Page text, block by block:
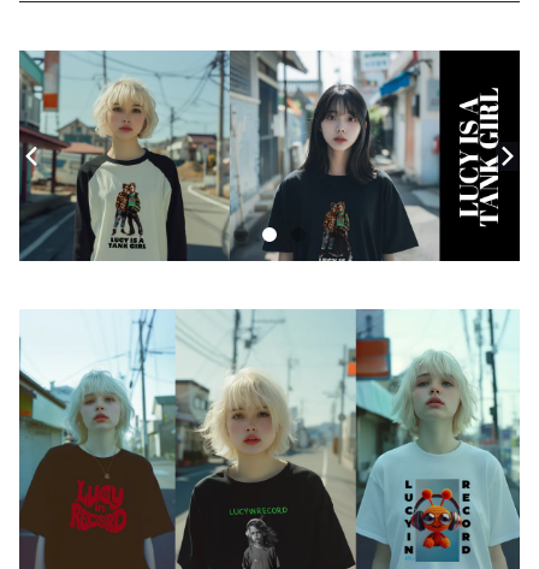
モバイルケース
Androidケース
iPhoneケース
スマホリング
ステッカー
アクセサリー
バッグ
アートワーク
フォトカード